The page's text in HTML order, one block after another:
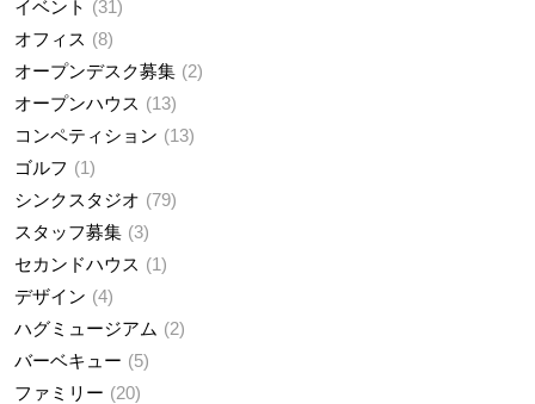
イベント
31
オフィス
8
オープンデスク募集
2
オープンハウス
13
コンペティション
13
ゴルフ
1
シンクスタジオ
79
スタッフ募集 3
セカンドハウス
1
デザイン
4
ハグミュージアム
2
バーベキュー
5
ファミリー
20